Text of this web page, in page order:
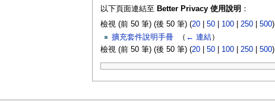
以下頁面連結至 Better Privacy 使用說明 ：
檢視 (前 50 筆) (後 50 筆) (20| 50| 100| 250| 500).
擴充套件說明手冊‎ （ ← 連結）
檢視 (前 50 筆) (後 50 筆) (20| 50| 100| 250| 500).